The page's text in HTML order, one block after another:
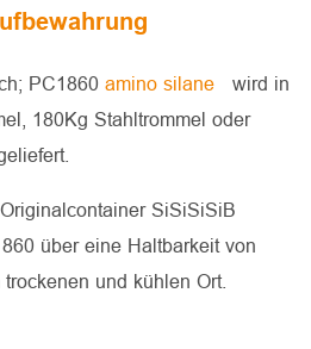
PC1860amino silane
wird in
180Kg Stahltrommel oder
SiSiSiSiB
über eine Haltbarkeit von
und kühlen Ort.